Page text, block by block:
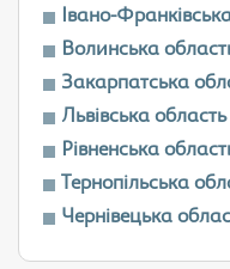
Івано-
Волинська
Закарпатська
Львівська область
Рівненська
Тернопільська
Чернівецька